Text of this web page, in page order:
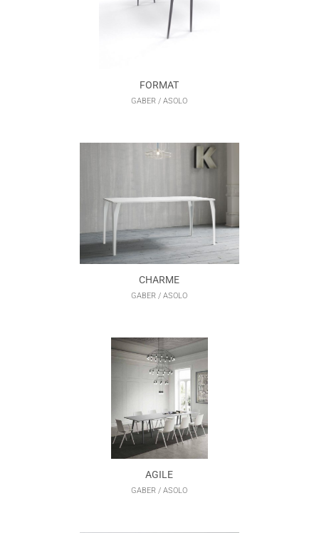
FORMAT
GABER / ASOLO
CHARME
GABER / ASOLO
AGILE
GABER / ASOLO